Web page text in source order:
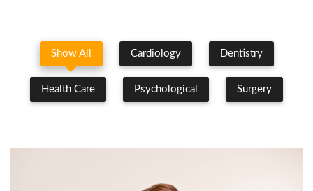
Show All Cardiology Dentistry
Health Care Psychological Surgery